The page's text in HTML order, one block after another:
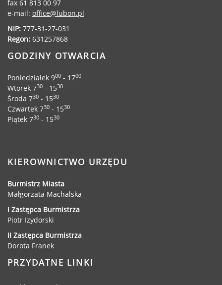
fax 61 813 00 97
e-mail: office@lubon.pl
NIP: 777-31-27-031
Regon: 631257868
GODZINY OTWARCIA
Poniedziałek 900 - 1700
Wtorek 730 - 1530
Środa 730 - 1530
Czwartek 730 - 1530
Piątek 730 - 1530
KIEROWNICTWO URZĘDU
Burmistrz Miasta
Małgorzata Machalska
I Zastępca Burmistrza
Piotr Izydorski
II Zastępca Burmistrza
Dorota Franek
PRZYDATNE LINKI